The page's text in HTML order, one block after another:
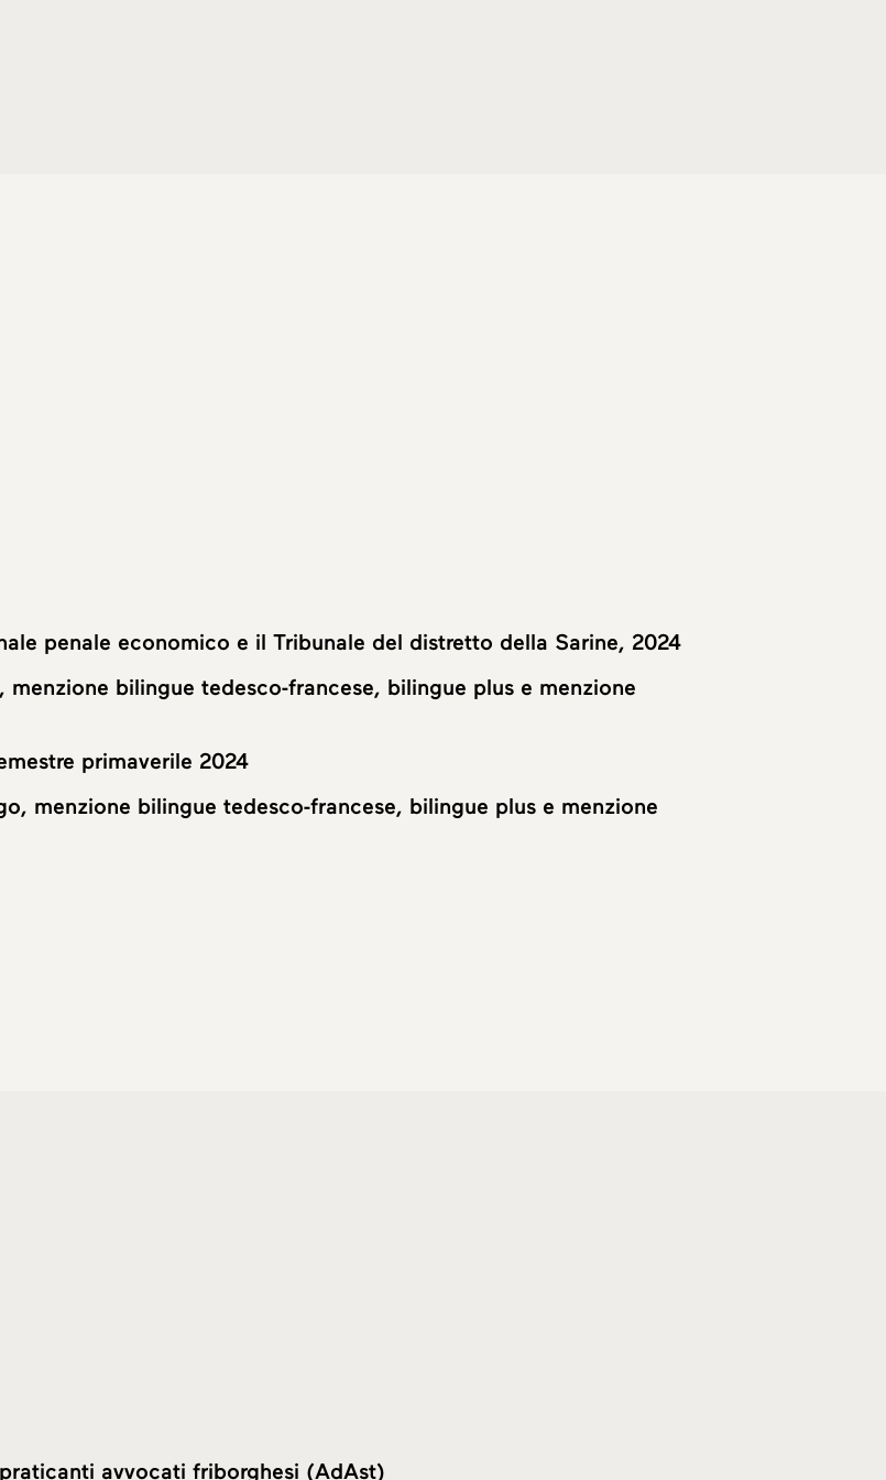
penale economico e il Tribunale del distretto della Sarine, 2024
bilingue tedesco-francese, bilingue plus e menzione
primaverile 2024
menzione bilingue tedesco-francese, bilingue plus e menzione
avvocati friborghesi (AdAst)